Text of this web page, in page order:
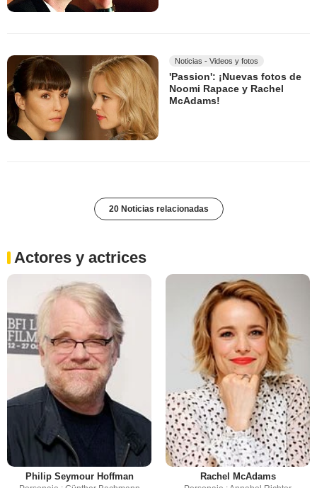
Noticias - Videos y fotos
'Passion': ¡Nuevas fotos de
Noomi Rapace y Rachel
McAdams!
20 Noticias relacionadas
Actores y actrices
Philip Seymour Hoffman Rachel McAdams